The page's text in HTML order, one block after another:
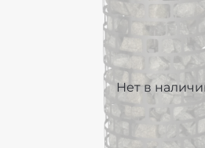
Нет в